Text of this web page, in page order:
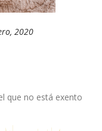
2020
que no está exento